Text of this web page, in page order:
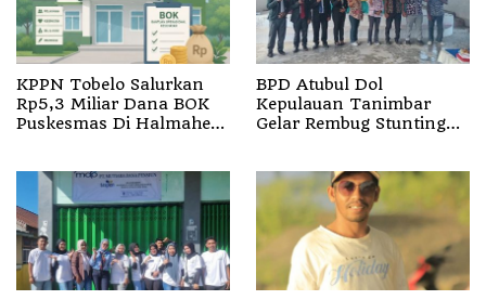
KPPN Tobelo Salurkan
Rp5,3 Miliar Dana BOK
Puskesmas Di Halmahera
BPD Atubul Dol
Kepulauan Tanimbar
Gelar Rembug Stunting